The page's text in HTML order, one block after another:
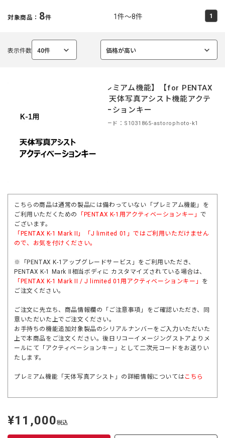
対象商品： 8件 1件～8件 1
表示件数 40件
選
価格が高い
選
【プレミアム機能】【for PENTAX
K-1】天体写真アシスト機能アクテ
ィベーションキー
商品コード：S1031865-astorophoto-k1
こちらの商品は通常の製品には備わっていない「プレミアム機能」を
ご利用いただくための
「PENTAX K-1用アクティベーションキー」で
ございます。
「 PENTAX K-1 Mark II 」「 J limited 01 」ではご利用いただけません
ので、お気を付けください。
※「PENTAX K-1アップグレードサービス」をご利用いただき、
PENTAX K-1 Mark II相当ボディに カスタマイズされている場合は、
「PENTAX K-1 Mark II / J limited 01用アクティベーションキー」 を
ご注文ください。
ご注文に先立ち、商品情報欄の「ご注意事項」をご確認いただき、同
意いただいた上でご注文ください。
お手持ちの機能追加対象製品のシリアルナンバーをご入力いただいた
上で本商品をご注文ください。後日リコーイメージングストアよりメ
ールにて「アクティベーションキー」として二次元コードをお送りい
たします。
プレミアム機能「天体写真アシスト」の詳細情報についてはこちら
定
価
¥11,000税込